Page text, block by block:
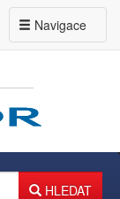
Navigace
HLEDAT